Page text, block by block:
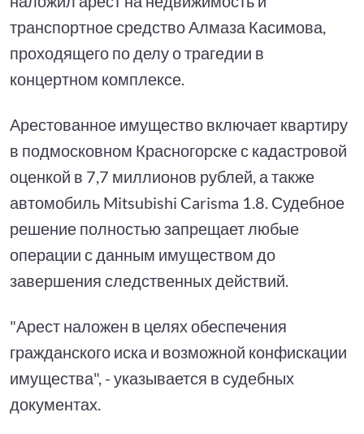
транспортное средство Алмаза Касимова,
проходящего по делу о трагедии в
концертном комплексе.
Арестованное имущество включает квартиру
в подмосковном Красногорске с кадастровой
оценкой в 7,7 миллионов рублей, а также
автомобиль Mitsubishi Carisma 1.8. Судебное
решение полностью запрещает любые
операции с данным имуществом до
завершения следственных действий.
"Арест наложен в целях обеспечения
гражданского иска и возможной конфискации
имущества", - указывается в судебных
документах.